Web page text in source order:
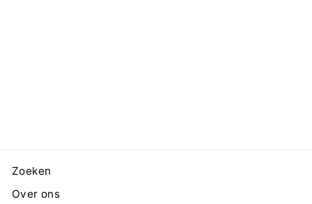
Zoeken
Over ons